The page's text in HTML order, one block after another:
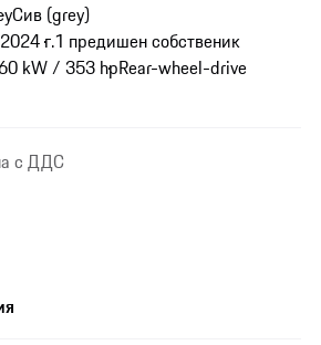
Сив (grey)
г.1 предишен собственик
kW / 353 hpRear-wheel-drive
с ДДС